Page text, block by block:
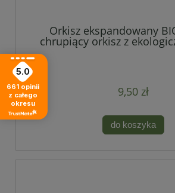
Orkisz ekspandowany
chrupiący orkisz z
9,50 zł
do koszyka
5.0
661 opinii
z całego
okresu